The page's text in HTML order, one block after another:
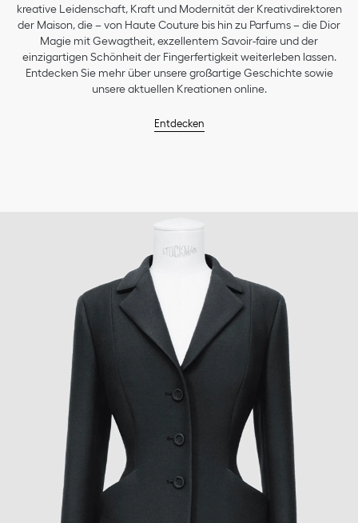
kreative Leidenschaft, Kraft und Modernität der Kreativdirektoren
der Maison, die – von Haute Couture bis hin zu Parfums – die Dior
Magie mit Gewagtheit, exzellentem Savoir-faire und der
einzigartigen Schönheit der Fingerfertigkeit weiterleben lassen.
Entdecken Sie mehr über unsere großartige Geschichte sowie
unsere aktuellen Kreationen online.
Entdecken